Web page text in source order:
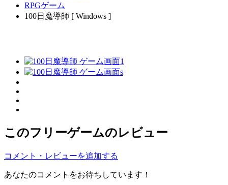
RPGゲーム
100日魔導師 [ Windows ]
このフリーゲームのレビュー
コメント・レビューを追加する
あなたのコメントをお待ちしています！